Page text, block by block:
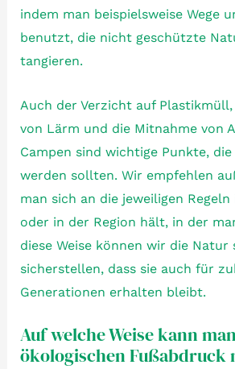
indem man beispielsweise Wege
benutzt, die nicht geschützte
tangieren.
Auch der Verzicht auf Plastikmüll,
von Lärm und die Mitnahme von
Campen sind wichtige Punkte,
werden sollten. Wir empfehlen
man sich an die jeweiligen
oder in der Region hält, in der
diese Weise können wir die Natur
sicherstellen, dass sie auch für
Generationen erhalten bleibt.
Auf welche Weise kann
ökologischen Fußabdruck